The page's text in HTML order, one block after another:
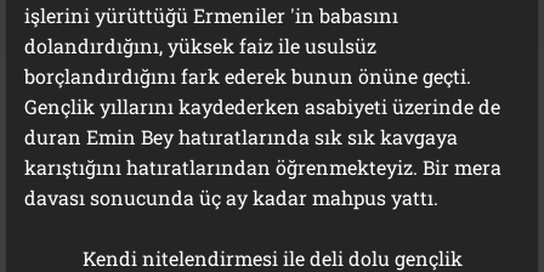
işlerini yürüttüğü Ermeniler 'in babasını
dolandırdığını, yüksek faiz ile usulsüz
borçlandırdığını fark ederek bunun önüne geçti.
Gençlik yıllarını kaydederken asabiyeti üzerinde de
duran Emin Bey hatıratlarında sık sık kavgaya
karıştığını hatıratlarından öğrenmekteyiz. Bir mera
davası sonucunda üç ay kadar mahpus yattı.
Kendi nitelendirmesi ile deli dolu gençlik